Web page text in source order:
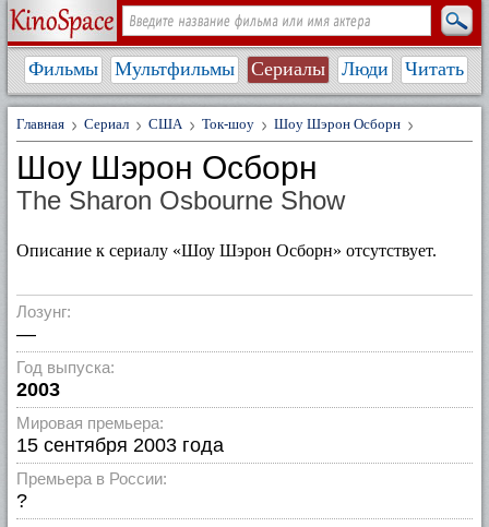
Фильмы Мультфильмы Сериалы Люди Читать
Главная Сериал США Ток-шоу Шоу Шэрон Осборн
Шоу Шэрон Осборн
The Sharon Osbourne Show
Описание к сериалу «Шоу Шэрон Осборн» отсутствует.
Лозунг:
—
Год выпуска:
2003
Мировая премьера:
15 сентября 2003 года
Премьера в России:
?